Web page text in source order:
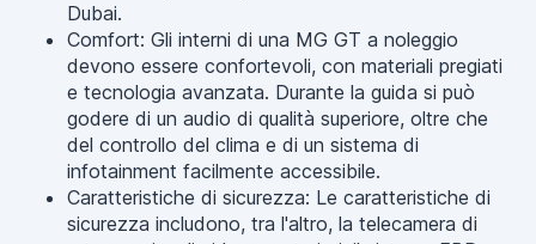
Dubai.
Comfort: Gli interni di una MG GT a noleggio
devono essere confortevoli, con materiali pregiati
e tecnologia avanzata. Durante la guida si può
godere di un audio di qualità superiore, oltre che
del controllo del clima e di un sistema di
infotainment facilmente accessibile.
Caratteristiche di sicurezza: Le caratteristiche di
sicurezza includono, tra l'altro, la telecamera di